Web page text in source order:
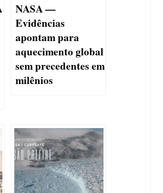
NASA —
Evidências
apontam para
aquecimento global
sem precedentes em
milênios